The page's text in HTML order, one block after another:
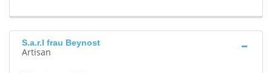
S.a.r.l frau Beynost
Artisan